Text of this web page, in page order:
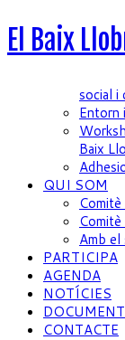
El Baix
social i
Entorn
Baix
QUI SOM
Amb
PARTICIPA
AGENDA
NOTÍCIES
CONTACTE